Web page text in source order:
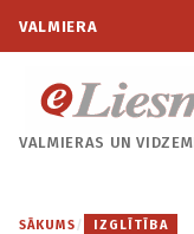
VALMIERA
VALMIERAS UN
SĀKUMS / IZGLĪTĪBA